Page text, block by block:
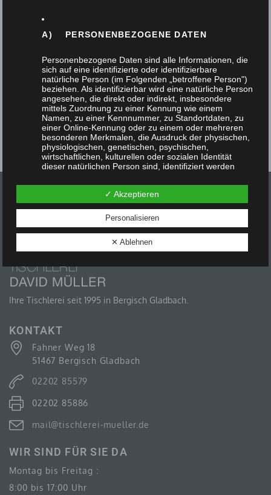
Ihre Tischlerei seit 1995 in Bergisch Gladbach.
KONTAKT
Fahner Weg 18
51467 Bergisch Gladbach
02202 85579
02202 85886
mail@tischlerei-mueller.de
WIR SIND FÜR SIE DA
Montag bis Freitag :
8:00 bis 17:00 Uhr
A) PERSONENBEZOGENE DATEN
Personenbezogene Daten sind alle Informationen, die
sich auf eine identifizierte oder identifizierbare
natürliche Person (im Folgenden „betroffene Person")
beziehen. Als identifizierbar wird eine natürliche Person
angesehen, die direkt oder indirekt, insbesondere
mittels Zuordnung zu einer Kennung wie einem
Namen, zu einer Kennnummer, zu Standortdaten, zu
einer Online-Kennung oder zu einem oder mehreren
besonderen Merkmalen, die Ausdruck der physischen,
physiologischen, genetischen, psychischen,
wirtschaftlichen, kulturellen oder sozialen Identität
dieser natürlichen Person sind, identifiziert werden
B) BETROFFENE PERSON
identifizierbare natürliche Person, deren
personenbezogene Daten von dem für die
Verarbeitung Verantwortlichen verarbeitet werden.
C) VERARBEITUNG
automatisierter Verfahren ausgeführte Vorgang oder
personenbezogenen Daten wie das Erheben, das
Speicherung, die Anpassung oder Veränderung, das
andere Form der Bereitstellung, den Abgleich oder die
die Vernichtung.
✓ Akzeptieren
Personalisieren
✕ Ablehnen